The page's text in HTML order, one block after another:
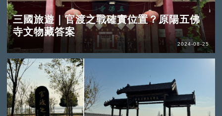
三國旅遊｜官渡之戰確實位置？原陽五佛
寺文物藏答案
2024-08-25